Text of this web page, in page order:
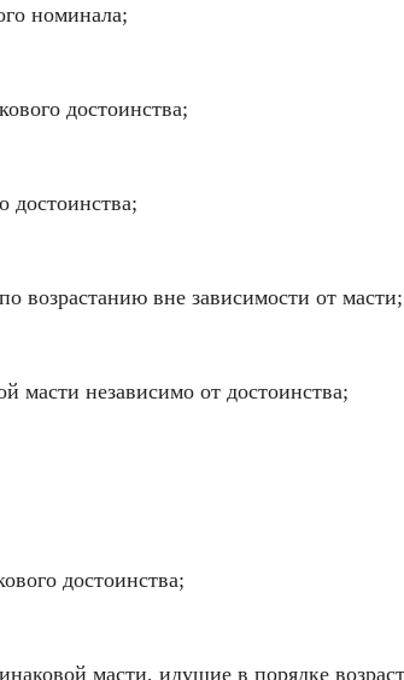
номинала;
достоинства;
достоинства;
возрастанию вне зависимости от масти;
масти независимо от достоинства;
достоинства;
масти, идущие в порядке